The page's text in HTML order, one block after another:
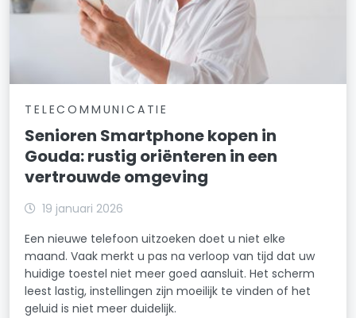
TELECOMMUNICATIE
Senioren Smartphone kopen in
Gouda: rustig oriënteren in een
vertrouwde omgeving
19 januari 2026
Een nieuwe telefoon uitzoeken doet u niet elke
maand. Vaak merkt u pas na verloop van tijd dat uw
huidige toestel niet meer goed aansluit. Het scherm
leest lastig, instellingen zijn moeilijk te vinden of het
geluid is niet meer duidelijk.